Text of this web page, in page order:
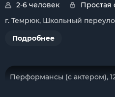
2-6 человек
Простая
г. Темрюк, Школьный
Подробнее
Перформансы (с актером),